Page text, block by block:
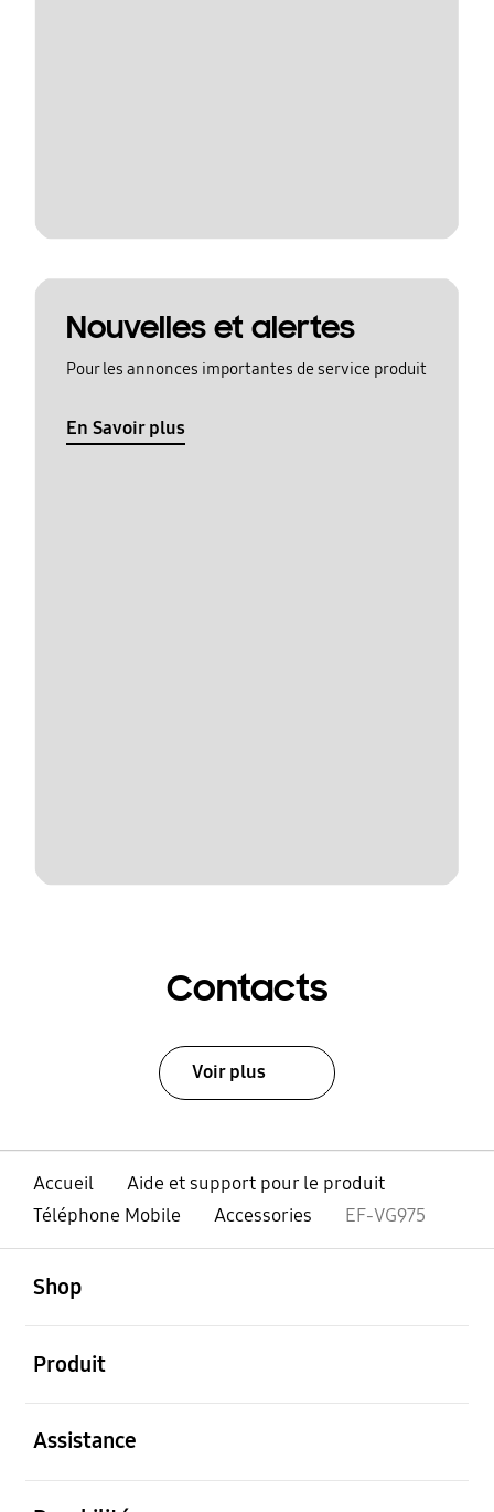
Nouvelles et alertes
Pour les annonces importantes de service produit
En Savoir plus
Contacts
Voir plus
Accueil
Aide et support pour le produit
Téléphone Mobile
Accessories EF-VG975
Shop
Produit
Assistance